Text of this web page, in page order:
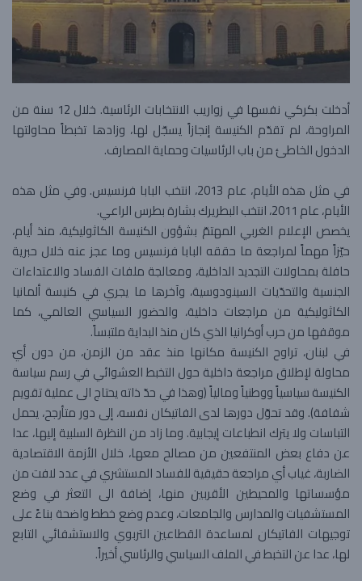
أدخلت بكركي نفسها في زواريب الانتخابات الرئاسية. خلال 12 سنة من
المراوحة، لم تقدّم الكنيسة إنجازاً يسجّل لها، وزادها تخبطاً محاولتها
الدخول الخاطئ من باب الرئاسيات وحماية المصارف.
في مثل هذه الأيام، عام 2013، انتخب البابا فرنسيس. وفي مثل هذه
الأيام، عام 2011، انتخب البطريرك بشارة بطرس الراعي.
يخصص الإعلام الغربي المهتمّ بشؤون الكنيسة الكاثوليكية، منذ أيام،
حيّزاً مهماً لمراجعة ما حققه البابا فرنسيس وما عجز عنه خلال حبرية
حافلة بمحاولات التجديد الداخلية، ومعالجة ملفات الفساد والاعتداءات
الجنسية والتحدّيات السينودوسية، وآخرها ما يجري في كنيسة ألمانيا
الكاثوليكية من مراجعات داخلية، والحضور السياسي العالمي، كما
موقفها من حرب أوكرانيا الذي كان منذ البداية ملتبساً.
في لبنان، تراوح الكنيسة مكانها منذ عقد من الزمن، من دون أيّ
محاولة لإطلاق مراجعة داخلية حول التخبط العشوائي في رسم سياسة
الكنيسة سياسياً ووطنياً ومالياً (وهذا في حدّ ذاته يحتاج الى عملية تقويم
شفافة). وقد تحوّل دورها لدى الفاتيكان نفسه، إلى دور متأرجح، يحمل
التباسات ولا يترك انطباعات إيجابية. وما زاد من النظرة السلبية إليها، عدا
عن دفاع بعض المنتفعين من مصالح معها، خلال الأزمة الاقتصادية
الضاربة، غياب أي مراجعة حقيقية للفساد المستشري في عدد لافت من
مؤسساتها والمحيطين الأقربين منها، إضافة الى التعثر في وضع
المستشفيات والمدارس والجامعات، وعدم وضع خطط واضحة بناءً على
توجيهات الفاتيكان لمساعدة القطاعين التربوي والاستشفائي التابع
لها، عدا عن التخبط في الملف السياسي والرئاسي أخيراً.